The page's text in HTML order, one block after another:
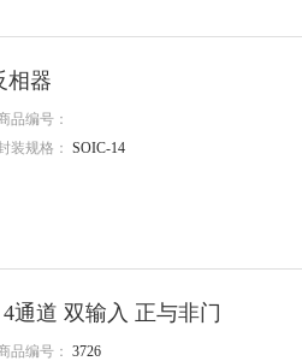
相器
品编号：
装规格： SOIC-14
通道 双输入 正与非门
品编号： 3726